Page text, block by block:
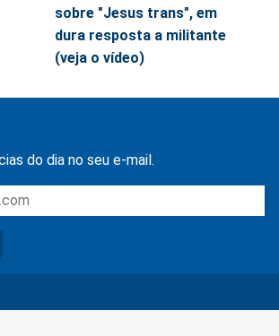
sobre "Jesus trans", em
dura resposta a militante
(veja o vídeo)
do dia no seu e-mail.